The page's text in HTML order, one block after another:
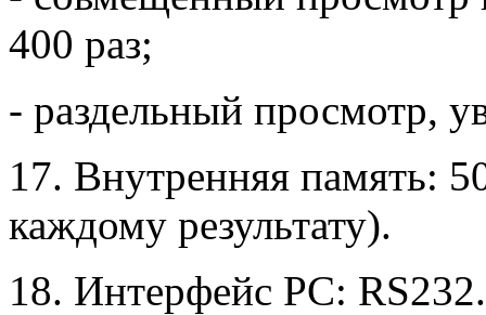
400 раз;
- раздельный просмотр,
17. Внутренняя память:
каждому результату).
18. Интерфейс PC: RS232.